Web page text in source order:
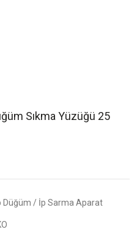
Sıkma Yüzüğü 25
Düğüm / İp Sarma Aparat